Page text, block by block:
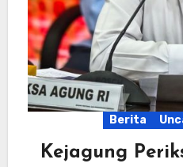
Berita
Kejagung